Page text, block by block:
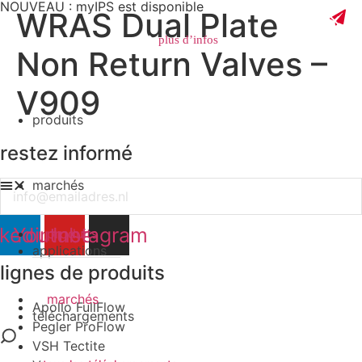
NOUVEAU : myIPS est disponible
plus d’infos
produits
marchés
applications
téléchargements
produits
marchés
WRAS Dual Plate
Non Return Valves –
V909
restez informé
Email
YoutubeInstagram
lignes de produits
Apollo FullFlow
Pegler ProFlow
VSH Tectite